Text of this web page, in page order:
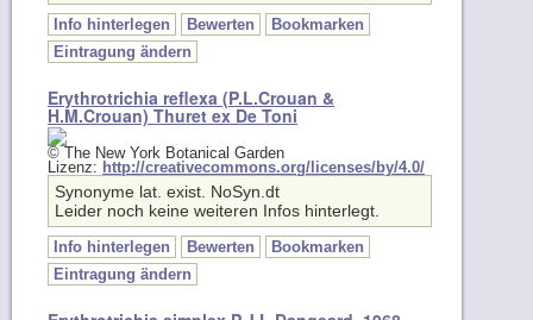
Info hinterlegen Bewerten
Bookmarken
Eintragung ändern
Erythrotrichia reflexa (P.L.Crouan &
H.M.Crouan) Thuret ex De Toni
© The New York Botanical Garden
Lizenz: http://creativecommons.org/licenses/by/4.0/
Synonyme lat. exist. NoSyn.dt
Leider noch keine weiteren Infos hinterlegt.
Info hinterlegen Bewerten
Bookmarken
Eintragung ändern